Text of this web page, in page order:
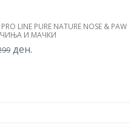
LINE PURE NATURE NOSE & PAW
И МАЧКИ
ден.